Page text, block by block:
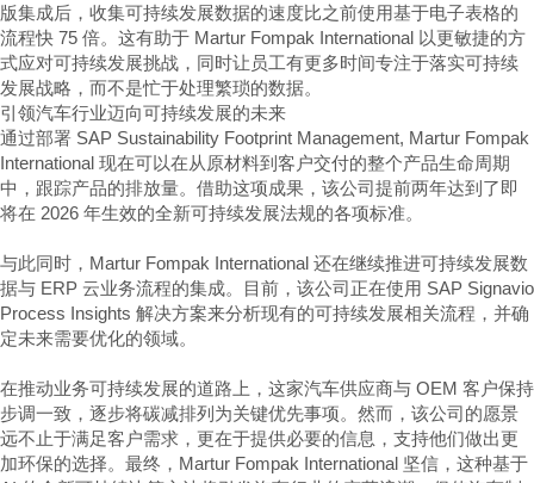
版集成后，收集可持续发展数据的速度比之前使用基于电子表格的
流程快 75 倍。这有助于 Martur Fompak International 以更敏捷的方
式应对可持续发展挑战，同时让员工有更多时间专注于落实可持续
发展战略，而不是忙于处理繁琐的数据。
引领汽车行业迈向可持续发展的未来
通过部署 SAP Sustainability Footprint Management, Martur Fompak
International 现在可以在从原材料到客户交付的整个产品生命周期
中，跟踪产品的排放量。借助这项成果，该公司提前两年达到了即
将在 2026 年生效的全新可持续发展法规的各项标准。
与此同时，Martur Fompak International 还在继续推进可持续发展数
据与 ERP 云业务流程的集成。目前，该公司正在使用 SAP Signavio
Process Insights 解决方案来分析现有的可持续发展相关流程，并确
定未来需要优化的领域。
在推动业务可持续发展的道路上，这家汽车供应商与 OEM 客户保持
步调一致，逐步将碳减排列为关键优先事项。然而，该公司的愿景
远不止于满足客户需求，更在于提供必要的信息，支持他们做出更
加环保的选择。最终，Martur Fompak International 坚信，这种基于